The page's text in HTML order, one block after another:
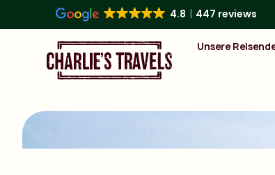
4.8 447 reviews
Unsere